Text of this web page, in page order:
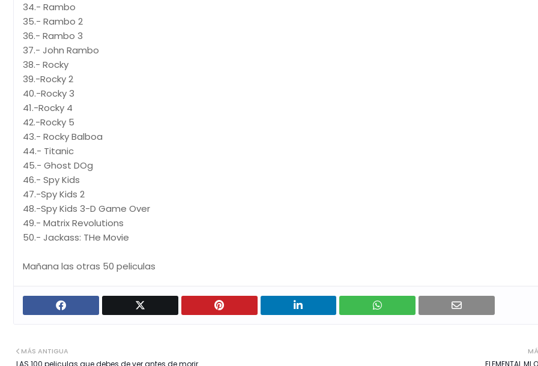
34.- Rambo
35.- Rambo 2
36.- Rambo 3
37.- John Rambo
38.- Rocky
39.-Rocky 2
40.-Rocky 3
41.-Rocky 4
42.-Rocky 5
43.- Rocky Balboa
44.- Titanic
45.- Ghost DOg
46.- Spy Kids
47.-Spy Kids 2
48.-Spy Kids 3-D Game Over
49.- Matrix Revolutions
50.- Jackass: THe Movie
Mañana las otras 50 peliculas
ELEMENTAL MI
MÁS ANTIGUA
LAS 100 peliculas que debes de ver antes de morir.